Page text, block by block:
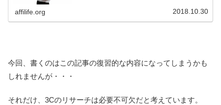
affilife.org 2018.10.30
今回、書くのはこの記事の復習的な内容になってしまうかも
しれませんが・・・
それだけ、3Cのリサーチは必要不可欠だと考えています。